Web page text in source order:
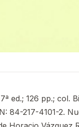
ed.; 126 pp.; col.
84-217-4101-2.